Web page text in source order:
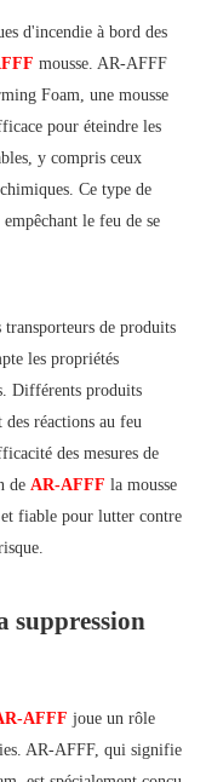
d'incendie à bord des
mousse. AR-AFFF
Foam, une mousse
pour éteindre les
y compris ceux
Ce type de
le feu de se
transporteurs de produits
les propriétés
Différents produits
réactions au feu
des mesures de
de AR-AFFF la mousse
fiable pour lutter contre
suppression
AFFF joue un rôle
AR-AFFF, qui signifie